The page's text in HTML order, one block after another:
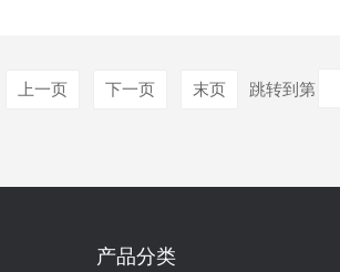
上一页 下一页 末页 跳转到第
产品分类